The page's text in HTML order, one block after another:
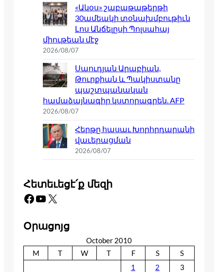
«Ակօս» շաբաթաթերթի
30ամեակի տօնախմբութիւն
Լոս Անճելըսի Պոլսահայ
միութեան մէջ
2026/08/07
Սաուդյան Արաբիան,
Թուրքիան և Պակիստանը
պաշտպանական
համաձայնագիր կստորագրեն. AFP
2026/08/07
Հերթը հասաւ Խորհրդարանի
վաւերացման
2026/08/07
Հետեւեցէ՛ք մեզի
Facebook YouTube X
Օրացոյց
October 2010
M
T W T F S
S
1
2
3